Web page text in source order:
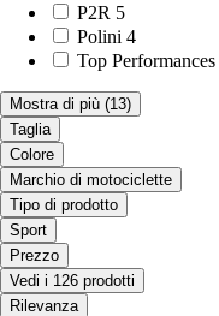
P2R 5
Polini 4
Top Performances
Mostra di più (13)
Taglia
Colore
Marchio di motociclette
Tipo di prodotto
Sport
Prezzo
Vedi i 126 prodotti
Rilevanza